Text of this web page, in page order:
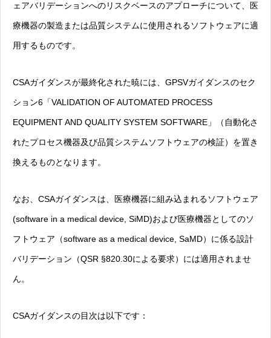
ェアバリデーションへのリスクベースのアプローチについて、医
療機器の製造または品質システムに使用されるソフトウェアに適
用するものです。
CSAガイダンスが最終化された暁には、GPSVガイダンスのセク
ション6「VALIDATION OF AUTOMATED PROCESS
EQUIPMENT AND QUALITY SYSTEM SOFTWARE」（自動化さ
れたプロセス機器及び品質システムソフトウェアの検証）を置き
換えるものとなります。
なお、CSAガイダンスは、医療機器に組み込まれるソフトウェア
(software in a medical device, SiMD)および医療機器としてのソ
フトウェア（software as a medical device, SaMD）に係る設計
バリデーション（QSR §820.30による要求）には適用されませ
ん。
CSAガイダンスの目次は以下です：